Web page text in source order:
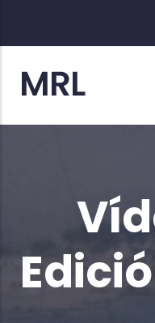
principal